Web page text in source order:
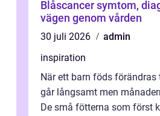
Blåscancer symtom, diagnos och
vägen genom vården
30 juli 2026
admin
inspiration
När ett barn föds förändras
går långsamt men
De små fötterna som först